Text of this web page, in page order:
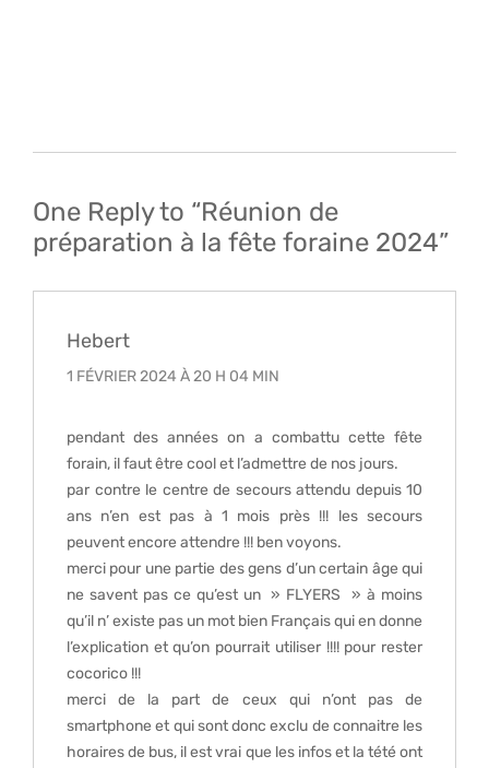
One Reply to “Réunion de
préparation à la fête foraine 2024”
Hebert
1 FÉVRIER 2024 À 20 H 04 MIN
pendant des années on a combattu cette fête
forain, il faut être cool et l’admettre de nos jours.
par contre le centre de secours attendu depuis 10
ans n’en est pas à 1 mois près !!! les secours
peuvent encore attendre !!! ben voyons.
merci pour une partie des gens d’un certain âge qui
ne savent pas ce qu’est un » FLYERS » à moins
qu’il n’ existe pas un mot bien Français qui en donne
l’explication et qu’on pourrait utiliser !!!! pour rester
cocorico !!!
merci de la part de ceux qui n’ont pas de
smartphone et qui sont donc exclu de connaitre les
horaires de bus, il est vrai que les infos et la tété ont